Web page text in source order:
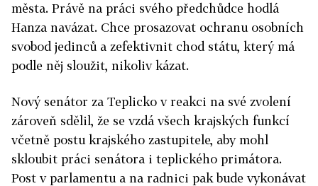
města. Právě na práci svého předchůdce hodlá
Hanza navázat. Chce prosazovat ochranu osobních
svobod jedinců a zefektivnit chod státu, který má
podle něj sloužit, nikoliv kázat.
Nový senátor za Teplicko v reakci na své zvolení
zároveň sdělil, že se vzdá všech krajských funkcí
včetně postu krajského zastupitele, aby mohl
skloubit práci senátora i teplického primátora.
Post v parlamentu a na radnici pak bude vykonávat